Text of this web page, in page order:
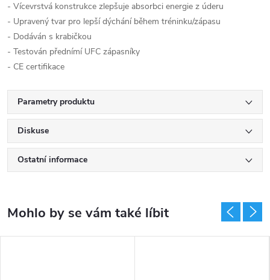
- Vícevrstvá konstrukce zlepšuje absorbci energie z úderu
- Upravený tvar pro lepší dýchání během tréninku/zápasu
- Dodáván s krabičkou
- Testován přednímí UFC zápasníky
- CE certifikace
Parametry produktu
Diskuse
Ostatní informace